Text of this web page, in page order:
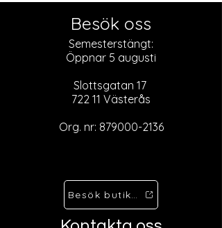
Besök oss
Semesterstängt:
Öppnar 5 augusti
Slottsgatan 17
722 11 Västerås
Org. nr: 879000-2136
Besök butiken